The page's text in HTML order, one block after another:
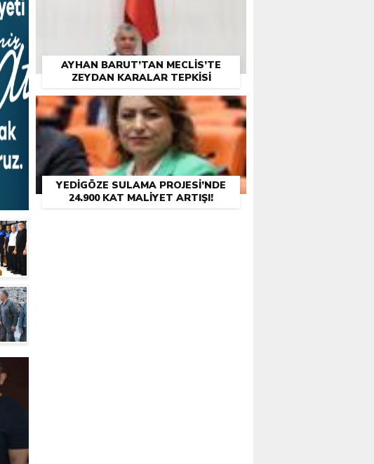
AYHAN BARUT’TAN MECLIS’TE
ZEYDAN KARALAR TEPKISI
YEDIGÖZE SULAMA PROJESI’NDE
24.900 KAT MALIYET ARTIŞI!